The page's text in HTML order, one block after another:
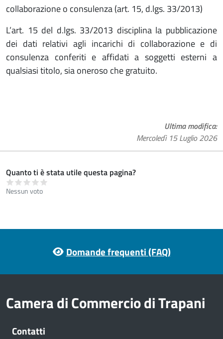
collaborazione o consulenza (art. 15, d.lgs. 33/2013)
L’art. 15 del d.lgs. 33/2013 disciplina la pubblicazione
dei dati relativi agli incarichi di collaborazione e di
consulenza conferiti e affidati a soggetti esterni a
qualsiasi titolo, sia oneroso che gratuito.
Ultima modifica
Mercoledì 15 Luglio 2026
Quanto ti è stata utile questa pagina?
Nessun voto
Domande frequenti (FAQ)
Camera di Commercio di Trapani
Contatti